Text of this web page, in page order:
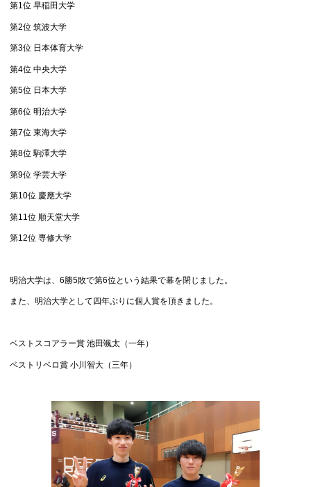
第1位 早稲田大学
第2位 筑波大学
第3位 日本体育大学
第4位 中央大学
第5位 日本大学
第6位 明治大学
第7位 東海大学
第8位 駒澤大学
第9位 学芸大学
第10位 慶應大学
第11位 順天堂大学
第12位 専修大学
明治大学は、6勝5敗で第6位という結果で幕を閉じました。
また、明治大学として四年ぶりに個人賞を頂きました。
ベストスコアラー賞 池田颯太（一年）
ベストリベロ賞 小川智大（三年）